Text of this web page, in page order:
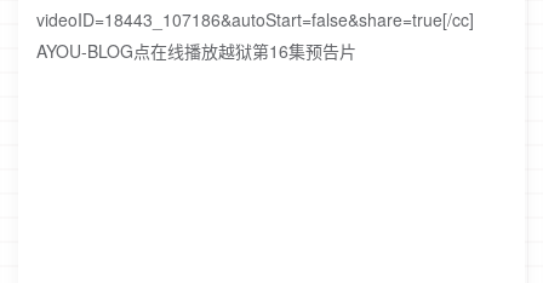
videoID=18443_107186&autoStart=false&share=true[/cc]
AYOU-BLOG点在线播放越狱第16集预告片